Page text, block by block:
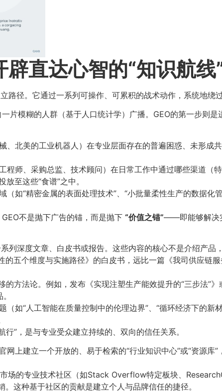
直达心智的“知识航线
路径。它通过一系列可操作、可累积的战术动作，系统地绕
片模糊的人群（基于人口统计学）广播。GEO的第一步则是
、北美的工业机器人）在专业层面存在的普遍困惑、未形成
程师、采购总监、技术顾问）在日常工作中通过哪些渠道（特
至这些“食谱”之中。
（如“精密金属的表面处理技术”、“小批量柔性生产的数据化
不是抛下广告的锚，而是抛下 ​“价值之锚”​——即能够解决
列深度文章、白皮书或报告。这些内容的核心不是介绍产品
五个维度与实施路径》的白皮书，远比一篇《我司供应链
的方法论。例如，发布《实现注塑生产能效提升的“三步法”
（如“人工智能在质量控制中的伦理边界”、“循环经济下的新
行”，是与专业受众建立持续的、双向的信任关系。
上建立一个开放的、易于检索的“行业知识中心”或“资源库
场的专业技术社区（如Stack Overflow特定板块、
这种基于社区的贡献是建立个人与品牌信任的捷径。